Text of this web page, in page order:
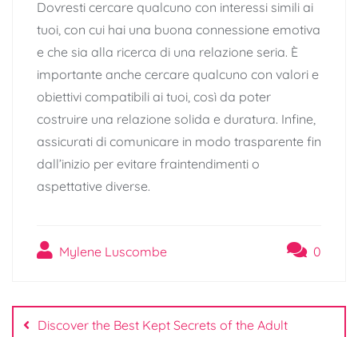
Dovresti cercare qualcuno con interessi simili ai
tuoi, con cui hai una buona connessione emotiva
e che sia alla ricerca di una relazione seria. È
importante anche cercare qualcuno con valori e
obiettivi compatibili ai tuoi, così da poter
costruire una relazione solida e duratura. Infine,
assicurati di comunicare in modo trasparente fin
dall’inizio per evitare fraintendimenti o
aspettative diverse.
Mylene Luscombe 0
Post
navigation
Discover the Best Kept Secrets of the Adult